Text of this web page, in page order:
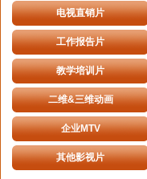
电视直销片
工作报告片
教学培训片
二维&三维动画
企业MTV
其他影视片